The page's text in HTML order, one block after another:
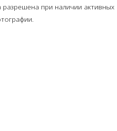
разрешена при наличии активных